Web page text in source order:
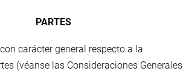
PARTES
con carácter general respecto a la
(véanse las Consideraciones Generales